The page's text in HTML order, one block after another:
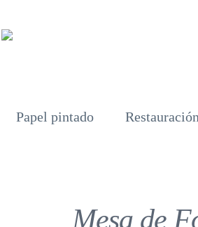
Papel pintado Restauración
Mesa de